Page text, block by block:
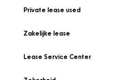
Private lease used
Zakelijke lease
Lease Service Center